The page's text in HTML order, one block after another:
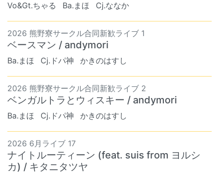
Vo&Gt.ちゃる Ba.まほ Cj.ななか
2026 熊野寮サークル合同新歓ライブ 1
ベースマン / andymori
Ba.まほ Cj.ドパ神 かきのはすし
2026 熊野寮サークル合同新歓ライブ 2
ベンガルトラとウィスキー / andymori
Ba.まほ Cj.ドパ神 かきのはすし
2026 6月ライブ 17
ナイトルーティーン (feat. suis from ヨルシ
カ) / キタニタツヤ